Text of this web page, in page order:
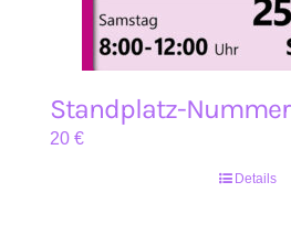
Standplatz-Nummer
20 €
Details